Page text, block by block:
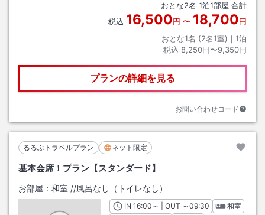
おとな2名 1泊1部屋 合計
税込 16,500円 〜 18,700円
おとな1名 (2名1室)｜ 1泊
税込 8,250円〜9,350円
プランの詳細を見る
お問い合わせコード
るるぶトラベルプラン ネット限定
基本会席！プラン【スタンダード】
お部屋： 和室 //風呂なし（トイレなし）
INチェックイン
16:00 ～ | OUT チェックアウト
～09:30
和室